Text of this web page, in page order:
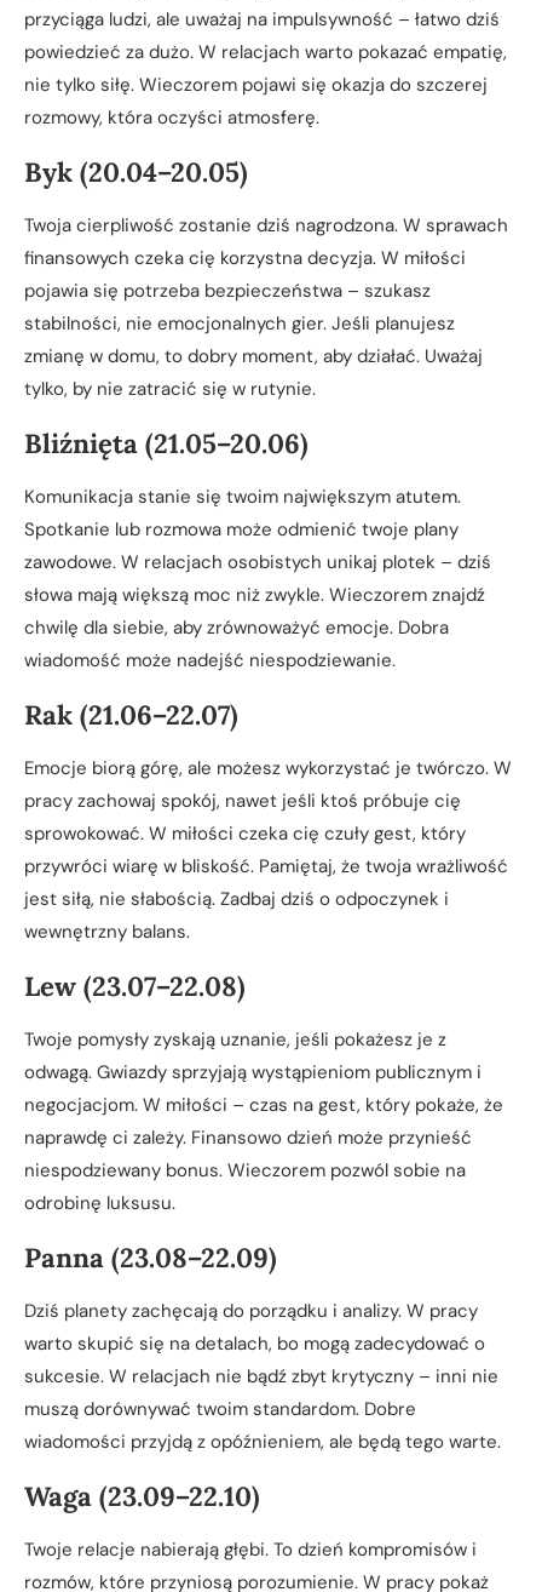
przyciąga ludzi, ale uważaj na impulsywność – łatwo dziś
powiedzieć za dużo. W relacjach warto pokazać empatię,
nie tylko siłę. Wieczorem pojawi się okazja do szczerej
rozmowy, która oczyści atmosferę.
Byk (20.04–20.05)
Twoja cierpliwość zostanie dziś nagrodzona. W sprawach
finansowych czeka cię korzystna decyzja. W miłości
pojawia się potrzeba bezpieczeństwa – szukasz
stabilności, nie emocjonalnych gier. Jeśli planujesz
zmianę w domu, to dobry moment, aby działać. Uważaj
tylko, by nie zatracić się w rutynie.
Bliźnięta (21.05–20.06)
Komunikacja stanie się twoim największym atutem.
Spotkanie lub rozmowa może odmienić twoje plany
zawodowe. W relacjach osobistych unikaj plotek – dziś
słowa mają większą moc niż zwykle. Wieczorem znajdź
chwilę dla siebie, aby zrównoważyć emocje. Dobra
wiadomość może nadejść niespodziewanie.
Rak (21.06–22.07)
Emocje biorą górę, ale możesz wykorzystać je twórczo. W
pracy zachowaj spokój, nawet jeśli ktoś próbuje cię
sprowokować. W miłości czeka cię czuły gest, który
przywróci wiarę w bliskość. Pamiętaj, że twoja wrażliwość
jest siłą, nie słabością. Zadbaj dziś o odpoczynek i
wewnętrzny balans.
Lew (23.07–22.08)
Twoje pomysły zyskają uznanie, jeśli pokażesz je z
odwagą. Gwiazdy sprzyjają wystąpieniom publicznym i
negocjacjom. W miłości – czas na gest, który pokaże, że
naprawdę ci zależy. Finansowo dzień może przynieść
niespodziewany bonus. Wieczorem pozwól sobie na
odrobinę luksusu.
Panna (23.08–22.09)
Dziś planety zachęcają do porządku i analizy. W pracy
warto skupić się na detalach, bo mogą zadecydować o
sukcesie. W relacjach nie bądź zbyt krytyczny – inni nie
muszą dorównywać twoim standardom. Dobre
wiadomości przyjdą z opóźnieniem, ale będą tego warte.
Waga (23.09–22.10)
Twoje relacje nabierają głębi. To dzień kompromisów i
rozmów, które przyniosą porozumienie. W pracy pokaż